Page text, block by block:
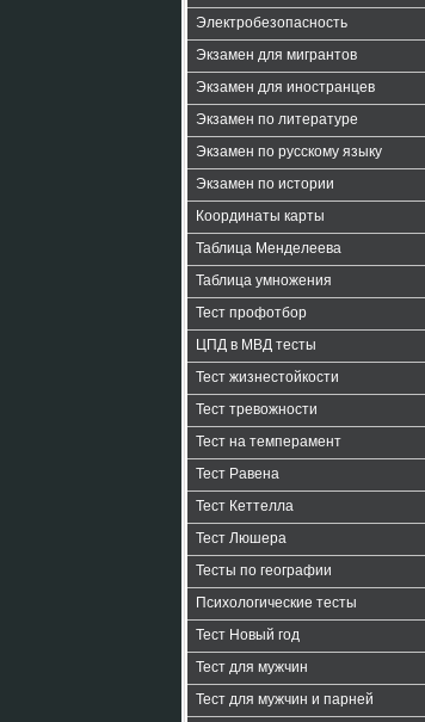
Электробезопасность
Экзамен для мигрантов
Экзамен для иностранцев
Экзамен по литературе
Экзамен по русскому языку
Экзамен по истории
Координаты карты
Таблица Менделеева
Таблица умножения
Тест профотбор
ЦПД в МВД тесты
Тест жизнестойкости
Тест тревожности
Тест на темперамент
Тест Равена
Тест Кеттелла
Тест Люшера
Тесты по географии
Психологические тесты
Тест Новый год
Тест для мужчин
Тест для мужчин и парней